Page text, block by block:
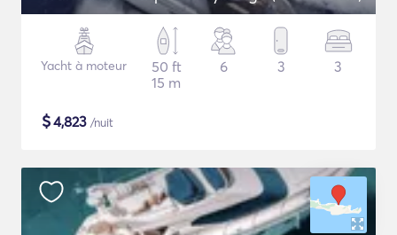
Yacht à moteur
50 ft
15 m
6 3 3
$4,823 /nuit